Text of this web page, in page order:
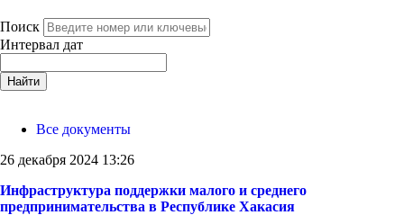
Поиск
Интервал дат
Найти
Все документы
26 декабря 2024 13:26
Инфраструктура поддержки малого и среднего
предпринимательства в Республике Хакасия